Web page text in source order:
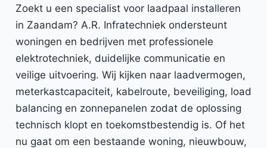
Zoekt u een specialist voor laadpaal installeren
in Zaandam? A.R. Infratechniek ondersteunt
woningen en bedrijven met professionele
elektrotechniek, duidelijke communicatie en
veilige uitvoering. Wij kijken naar laadvermogen,
meterkastcapaciteit, kabelroute, beveiliging, load
balancing en zonnepanelen zodat de oplossing
technisch klopt en toekomstbestendig is. Of het
nu gaat om een bestaande woning, nieuwbouw,